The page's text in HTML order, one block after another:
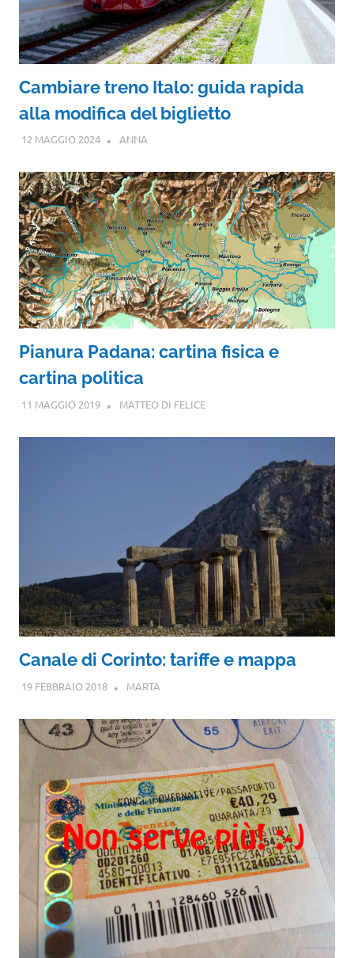
Cambiare treno Italo: guida rapida
alla modifica del biglietto
12 MAGGIO 2024 ANNA
Pianura Padana: cartina fisica e
cartina politica
11 MAGGIO 2019 MATTEO DI FELICE
Canale di Corinto: tariffe e mappa
19 FEBBRAIO 2018 MARTA